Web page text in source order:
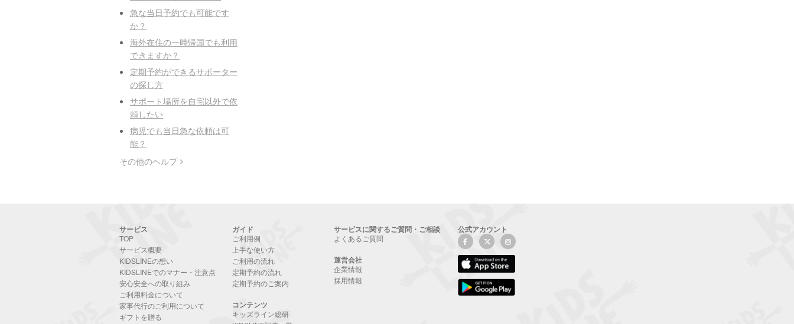
急な当日予約でも可能です
か？
海外在住の一時帰国でも利用
できますか？
定期予約ができるサポーター
の探し方
サポート場所を自宅以外で依
頼したい
病児でも当日急な依頼は可
能？
その他のヘルプ
サービス
TOP
サービス概要
KIDSLINEの想い
KIDSLINEでのマナー・注意点
安心安全への取り組み
ご利用料金について
家事代行のご利用について
ギフトを贈る
ガイド
ご利用例
上手な使い方
ご利用の流れ
定期予約の流れ
定期予約のご案内
コンテンツ
キッズライン総研
サービスに関するご質問・ご相談
よくあるご質問
運営会社
企業情報
採用情報
公式アカウント